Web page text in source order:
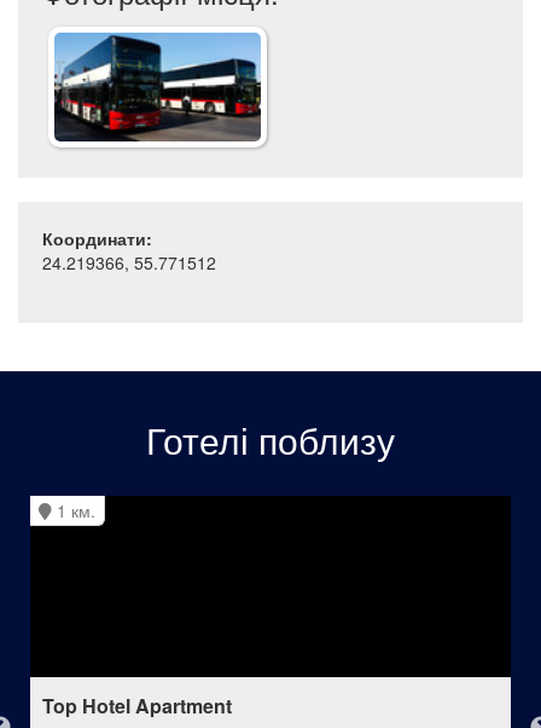
Координати:
24.219366, 55.771512
Готелі поблизу
1 км.
Top Hotel Apartment